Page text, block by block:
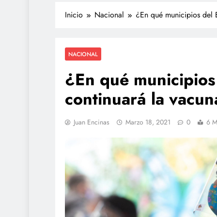
Inicio Nacional ¿En qué municipios del
NACIONAL
¿En qué
continuará la
Juan Encinas Marzo 18, 2021 0 6
Propuesta para la
redes sociales estará
de agosto:
julio 17, 2026